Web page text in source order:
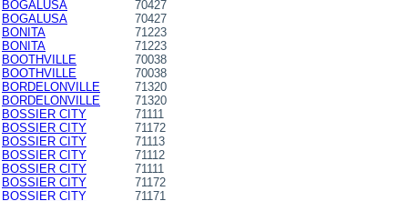
BOGALUSA
70427
BOGALUSA
70427
BONITA
71223
BONITA
71223
BOOTHVILLE
70038
BOOTHVILLE
70038
BORDELONVILLE
71320
BORDELONVILLE
71320
BOSSIER CITY
71111
BOSSIER CITY
71172
BOSSIER CITY
71113
BOSSIER CITY
71112
BOSSIER CITY
71111
BOSSIER CITY
71172
BOSSIER CITY
71171